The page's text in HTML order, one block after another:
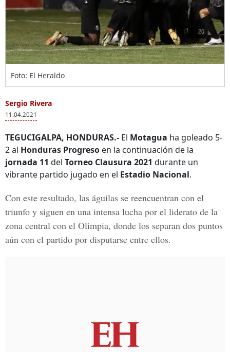
Foto: El Heraldo
Sergio Rivera
11.04.2021
TEGUCIGALPA, HONDURAS.- El Motagua ha goleado 5-
2 al Honduras Progreso en la continuación de la
jornada 11 del Torneo Clausura 2021 durante un
vibrante partido jugado en el Estadio Nacional.
Con este resultado, las águilas se reencuentran con el
triunfo y siguen en una intensa lucha por el liderato de la
zona central con el Olimpia, donde los separan dos puntos
aún con el partido por disputarse entre ellos.